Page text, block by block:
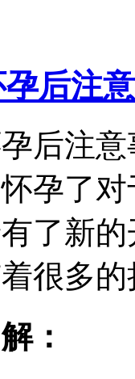
后注意
后注
孕了
了新
很多
：